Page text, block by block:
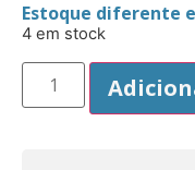
Estoque diferente
4 em stock